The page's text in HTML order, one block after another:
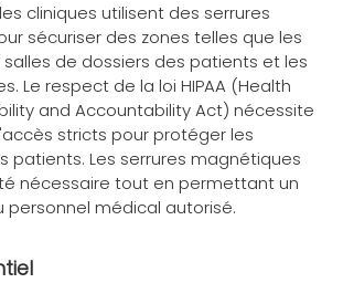
cliniques utilisent des serrures
sécuriser des zones telles que les
de dossiers des patients et les
Le respect de la loi HIPAA (Health
and Accountability Act) nécessite
stricts pour protéger les
patients. Les serrures magnétiques
nécessaire tout en permettant un
personnel médical autorisé.